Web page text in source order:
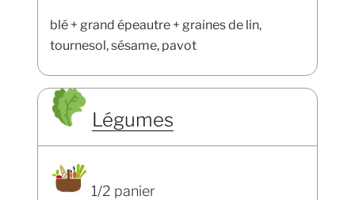
blé + grand épeautre + graines de lin,
tournesol, sésame, pavot
Légumes
1/2 panier